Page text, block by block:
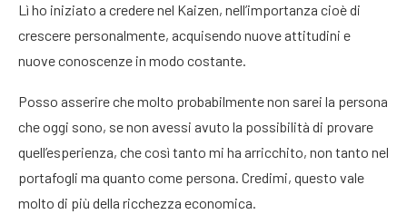
Lì ho iniziato a credere nel Kaizen, nell’importanza cioè di
crescere personalmente, acquisendo nuove attitudini e
nuove conoscenze in modo costante.
Posso asserire che molto probabilmente non sarei la persona
che oggi sono, se non avessi avuto la possibilità di provare
quell’esperienza, che così tanto mi ha arricchito, non tanto nel
portafogli ma quanto come persona. Credimi, questo vale
molto di più della ricchezza economica.